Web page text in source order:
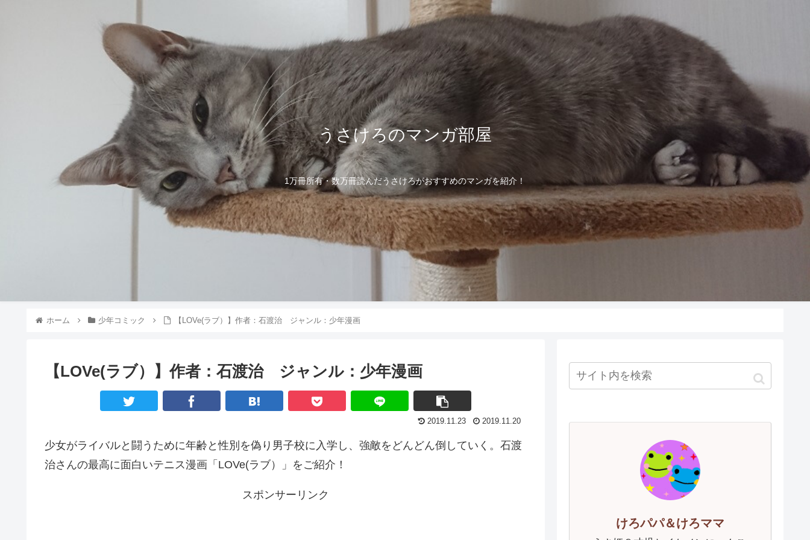
うさけろのマンガ部屋
1万冊所有・数万冊読んだうさけろがおすすめのマンガを紹介！
ホーム 少年コミック 【LOVe(ラブ）】作者：石渡治 ジャンル：少年漫画
【LOVe(ラブ）】作者：石渡治 ジャンル：少年漫画
2019.11.23 2019.11.20
少女がライバルと闘うために年齢と性別を偽り男子校に入学し、強敵をどんどん倒していく。石渡
治さんの最高に面白いテニス漫画「LOVe(ラブ）」をご紹介！
スポンサーリンク
けろパパ＆けろママ